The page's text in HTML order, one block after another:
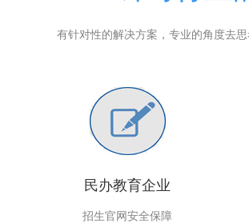
有针对性的解决方案，专业的角度去
民办教育企业
招生官网安全保障